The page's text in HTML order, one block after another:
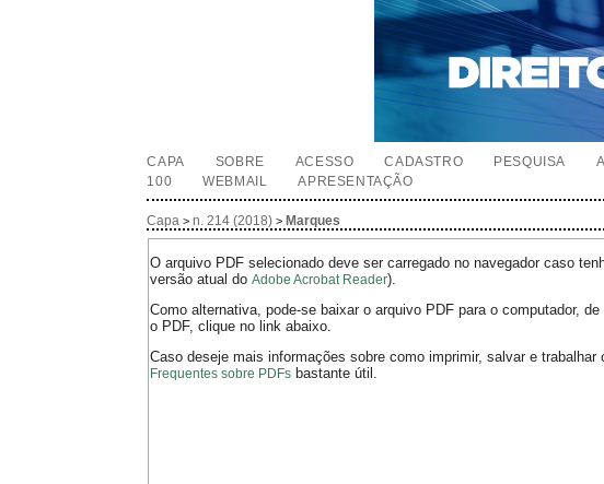
CAPA SOBRE ACESSO CADASTRO PESQUISA
100
WEBMAIL APRESENTAÇÃO
Capa >n. 214 (2018) > Marques
O arquivo PDF selecionado deve ser carregado no navegador caso
versão atual doAdobe Acrobat Reader).
Como alternativa, pode-se baixar o arquivo PDF para o computador,
o PDF, clique no link abaixo.
Caso deseje mais informações sobre como imprimir, salvar e
Frequentes sobre PDFs bastante útil.